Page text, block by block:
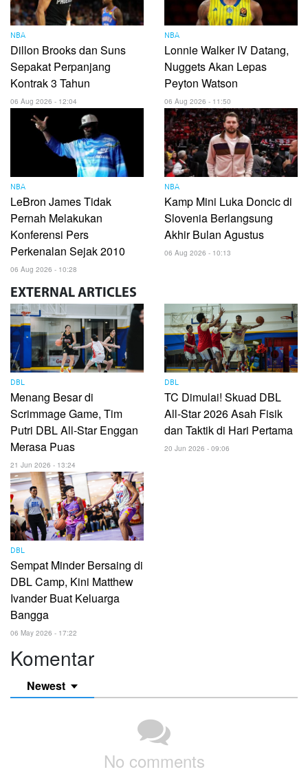
NBA
Dillon Brooks dan Suns
Sepakat Perpanjang
Kontrak 3 Tahun
06 Aug 2026 - 12:04
NBA
Lonnie Walker IV Datang,
Nuggets Akan Lepas
Peyton Watson
06 Aug 2026 - 11:50
NBA
LeBron James Tidak
Pernah Melakukan
Konferensi Pers
Perkenalan Sejak 2010
06 Aug 2026 - 10:28
NBA
Kamp Mini Luka Doncic di
Slovenia Berlangsung
Akhir Bulan Agustus
06 Aug 2026 - 10:13
EXTERNAL ARTICLES
DBL
Menang Besar di
Scrimmage Game, Tim
Putri DBL All-Star Enggan
Merasa Puas
21 Jun 2026 - 13:24
DBL
TC Dimulai! Skuad DBL
All-Star 2026 Asah Fisik
dan Taktik di Hari Pertama
20 Jun 2026 - 09:06
DBL
Sempat Minder Bersaing di
DBL Camp, Kini Matthew
Ivander Buat Keluarga
Bangga
06 May 2026 - 17:22
Komentar
Newest
No comments